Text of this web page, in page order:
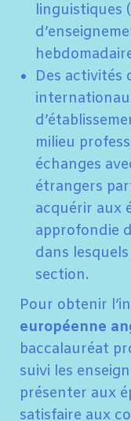
linguistiques
Des activités
milieu
échanges
étrangers
acquérir aux
approfondie
dans
section.
Pour obtenir
européenne
baccalauréat
suivi les
présenter aux
satisfaire aux